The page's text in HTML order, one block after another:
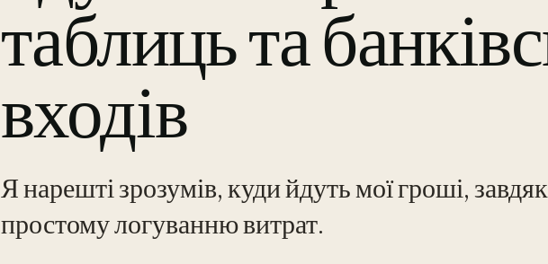
таблиць та
входів
Я нарешті зрозумів, куди йдуть мої гроші,
простому логуванню витрат.